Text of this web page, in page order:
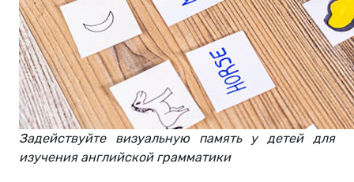
Задействуйте визуальную память у детей для
изучения английской грамматики